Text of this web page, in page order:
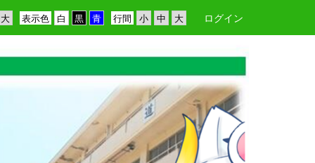
行間
表示色 ログイン